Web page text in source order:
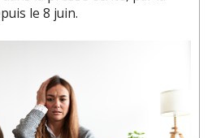
le 8 juin.